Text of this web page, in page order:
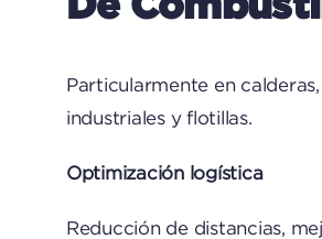
Particularmente en
industriales y flotillas.
Optimización logística
Reducción de distancias,